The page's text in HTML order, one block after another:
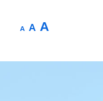
A Decrease
A Reset
size.
A
size.